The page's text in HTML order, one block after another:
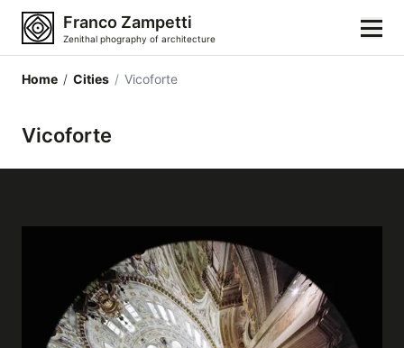
Franco Zampetti
Zenithal phography of architecture
Locations
Cities
Architectonic styles
Home / Cities / Vicoforte
Vicoforte